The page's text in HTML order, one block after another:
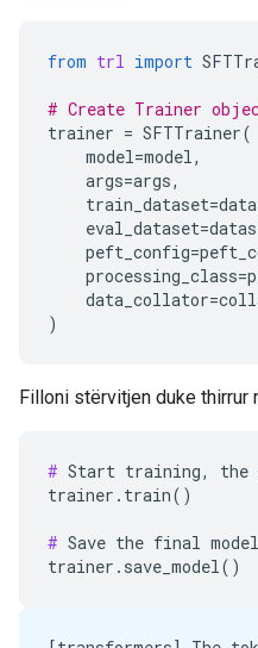
from trl import
# Create Trainer
trainer = SFTTrainer(
model=model,
args=args,
train_dataset=
eval_dataset=
peft_config=
processing_class=
data_collator=
)
Filloni stërvitjen duke thirrur
# Start training, the
trainer.train()
# Save the final